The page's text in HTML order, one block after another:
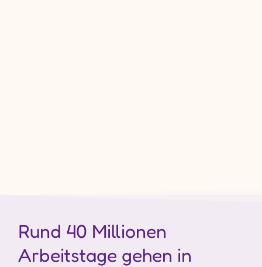
Rund 40 Millionen
Arbeitstage gehen in